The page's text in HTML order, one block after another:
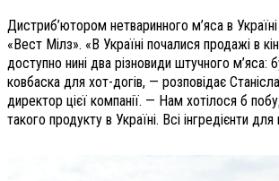
Дистриб’ютором нетваринного м’яса в
«Вест Мілз». «В Україні почалися продажі в
доступно нині два різновиди штучного м’яса:
ковбаска для хот-догів, — розповідає
директор цієї компанії. — Нам хотілося б
такого продукту в Україні. Всі інгредієнти